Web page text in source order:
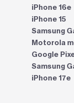
iPhone 16e
iPhone 15
Samsung
Motorola
Google
Samsung
iPhone 17e